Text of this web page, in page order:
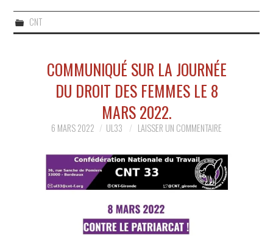
CNT
COMMUNIQUÉ SUR LA JOURNÉE
DU DROIT DES FEMMES LE 8
MARS 2022.
6 MARS 2022 UL33 LAISSER UN COMMENTAIRE